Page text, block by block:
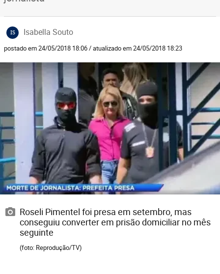
IS Isabella Souto
postado em 24/05/2018 18:06 / atualizado em 24/05/2018 18:23
Roseli Pimentel foi presa em setembro, mas
conseguiu converter em prisão domiciliar no mês
seguinte
(foto: Reprodução/TV)